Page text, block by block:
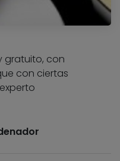
gratuito, con
con ciertas